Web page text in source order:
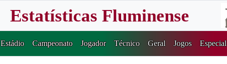
Estatísticas Fluminense
Estádio Campeonato Jogador Técnico Geral Jogos Especial